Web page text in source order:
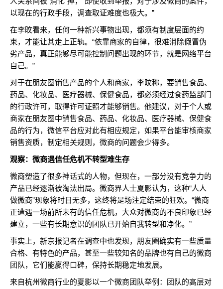
以现在的行政手段，调查取证难度也极大。”
在李旼看来，任何一种新兴事物出现，都须有制度层面的约
束，才能让其走上正轨。“依靠商家的自律，很难消除假冒伪
劣产品，真正能够尽可能控制问题出现的环节，就是网络平台
自己。”
对于在朋友圈销售产品的个人和商家，李旼称，要销售食品、
药品、化妆品、医疗器械、保健食品，都必须经过食药监部门
的行政许可，取得许可证照才能够销售。他建议，对于个人或
商家在朋友圈中销售食品、药品、化妆品、医疗器械、保健食
品的行为，微信平台应对此有相应规定，如果平台能审核商家
销售资质，制定相关规则，微商的问题会少得多。
观察：微商遇信任危机不转型难生存
微商塑造了很多神话式的人物，但现在，一部分没有竞争力的
产品已经逐渐被淘汰出局。微商界人士夏影认为，这种“人人
做微商”现象将时日无多，这终将是场注定结束的狂欢。“微商
正遭遇一场前所未有的信任危机，大众对微商的不良印象已经
建立，一些有长期意识的团队已开始自我转型和净化。”
事实上，新京报记者在调查中也发现，朋友圈确实有一些质量
合格、有特色的产品，甚至一些较知名的品牌也有自己的微商
团队，它们能赢得口碑，保持长期稳定地发展。
来自杭州微商行业的夏影以一个微商团队举例：团队的高层对